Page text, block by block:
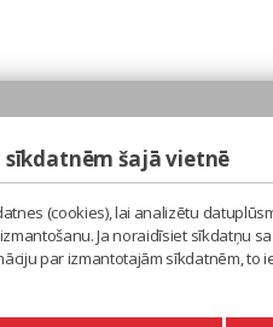
sīkdatnēm šajā vietnē
(cookies), lai analizētu
Ja noraidīsiet sīkdatņu
par izmantotajām sīkdatnēm,